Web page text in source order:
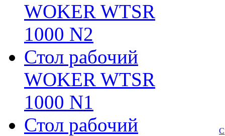
WOKER WTSR
1000 N2
Стол рабочий
WOKER WTSR
1000 N1
Стол рабочий